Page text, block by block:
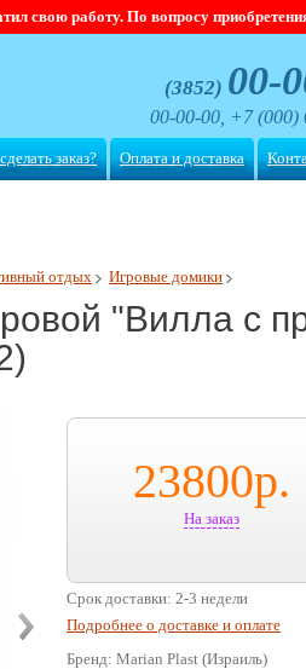
свою работу. По вопросу
(3852) 00-
00-00-00, +7 (000)
заказ? Оплата и доставка
отдых Игровые домики
"Вилла с
23800р.
На заказ
Срок доставки: 2-3 недели
Подробнее о доставке и оплате
Бренд: Marian Plast (Израиль)